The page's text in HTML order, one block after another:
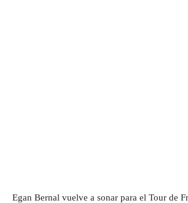
Egan Bernal vuelve a sonar para el Tour de